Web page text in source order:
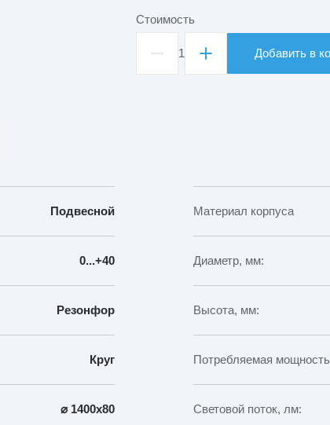
Стоимость
Количество
товара
1 Добавить в
Подвесной Материал корпуса
0...+40 Диаметр, мм:
Резонфор Высота, мм:
Круг Потребляемая
⌀ 1400х80 Световой поток, лм: